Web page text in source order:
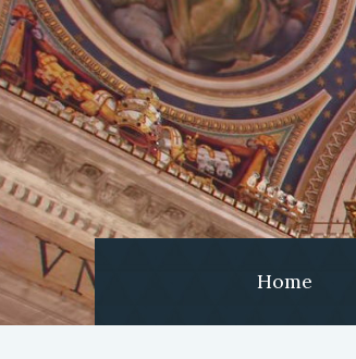
Home